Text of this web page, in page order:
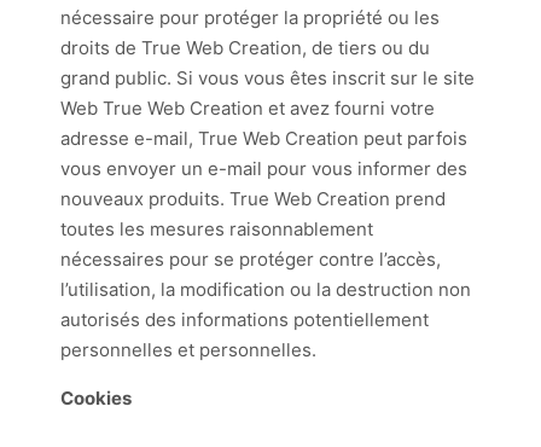
nécessaire pour protéger la propriété ou les
droits de True Web Creation, de tiers ou du
grand public. Si vous vous êtes inscrit sur le site
Web True Web Creation et avez fourni votre
adresse e-mail, True Web Creation peut parfois
vous envoyer un e-mail pour vous informer des
nouveaux produits. True Web Creation prend
toutes les mesures raisonnablement
nécessaires pour se protéger contre l’accès,
l’utilisation, la modification ou la destruction non
autorisés des informations potentiellement
personnelles et personnelles.
Cookies